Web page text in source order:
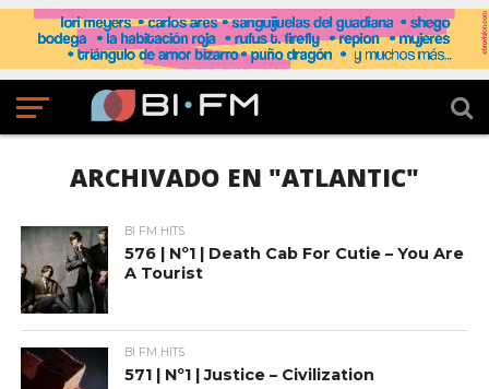
ARCHIVADO EN "ATLANTIC"
BI FM HITS
576 | Nº1 | Death Cab For Cutie – You Are
A Tourist
BI FM HITS
571 | Nº1 | Justice – Civilization